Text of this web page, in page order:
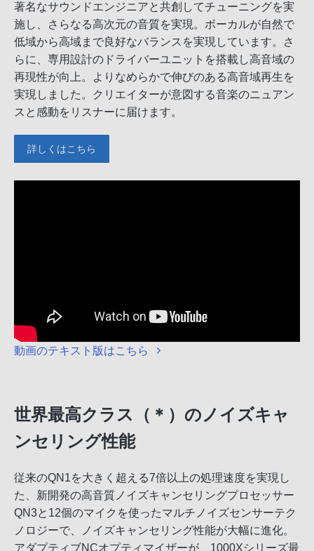
著名なサウンドエンジニアと共創してチューニングを実
施し、さらなる高次元の音質を実現。ボーカルが自然で
低域から高域まで良好なバランスを実現しています。さ
らに、専用設計のドライバーユニットを搭載し高音域の
再現性が向上。よりなめらかで伸びのある高音域再生を
実現しました。クリエイターが意図する音楽のニュアン
スと感動をリスナーに届けます。
詳しくはこちら
動画のテキスト版はこちら
世界最高クラス（＊）のノイズキャ
ンセリング性能
従来のQN1を大きく超える7倍以上の処理速度を実現し
た、新開発の高音質ノイズキャンセリングプロセッサー
QN3と12個のマイクを使ったマルチノイズセンサーテク
ノロジーで、ノイズキャンセリング性能が大幅に進化。
アダプティブNCオプティマイザーが、1000Xシリーズ最